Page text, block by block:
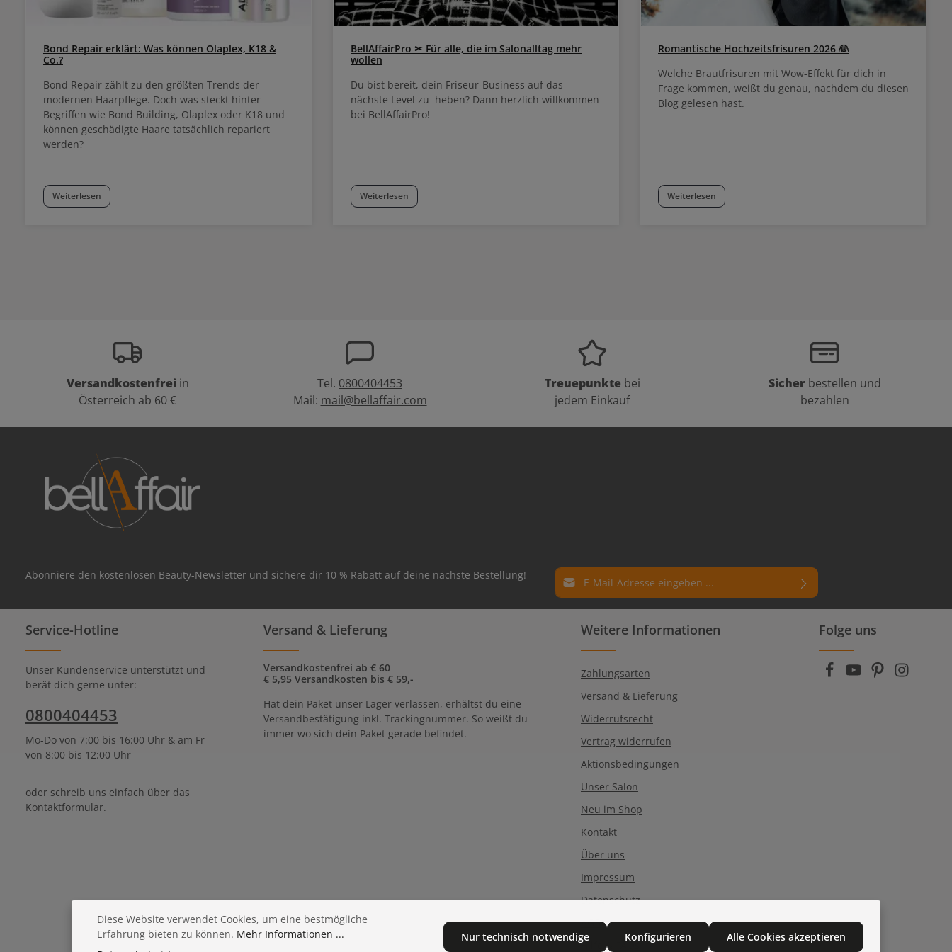
Bond Repair erklärt: Was können Olaplex, K18 &
Co.?
Bond Repair zählt zu den größten Trends der
modernen Haarpflege. Doch was steckt hinter
Begriffen wie Bond Building, Olaplex oder K18 und
können geschädigte Haare tatsächlich repariert
werden?
Weiterlesen
BellAffairPro ✂ Für alle, die im Salonalltag mehr
wollen
Du bist bereit, dein Friseur-Business auf das
nächste Level zu heben? Dann herzlich willkommen
bei BellAffairPro!
Weiterlesen
Romantische Hochzeitsfrisuren 2026 👰
Welche Brautfrisuren mit Wow-Effekt für dich in
Frage kommen, weißt du genau, nachdem du diesen
Blog gelesen hast.
Weiterlesen
Versandkostenfrei in
Österreich ab 60 €
Tel. 0800404453
Mail: mail@bellaffair.com
Treuepunkte bei
jedem Einkauf
Sicher bestellen und
bezahlen
Abonniere den kostenlosen Beauty-Newsletter und sichere dir 10 % Rabatt auf deine nächste Bestellung! E-Mail-Adresse*
Datenschutz
Ich habe dieDatenschutzbestimmungen
genommen und die
Die mit einem Stern (*) markierten Felder sind
Pflichtfelder.
Service-Hotline
Unser Kundenservice unterstützt und
berät dich gerne unter:
0800404453
Mo-Do von 7:00 bis 16:00 Uhr & am Fr
von 8:00 bis 12:00 Uhr
oder schreib uns einfach über das
Kontaktformular.
Versand & Lieferung
Versandkostenfrei ab € 60
€ 5,95 Versandkosten bis € 59,-
Hat dein Paket unser Lager verlassen, erhältst du eine
Versandbestätigung inkl. Trackingnummer. So weißt du
immer wo sich dein Paket gerade befindet.
Weitere Informationen
Zahlungsarten
Versand & Lieferung
Widerrufsrecht
Vertrag widerrufen
Aktionsbedingungen
Unser Salon
Neu im Shop
Kontakt
Über uns
Impressum
Datenschutz
AGB
Hilfe & FAQs
Folge uns
Diese Website verwendet Cookies, um eine bestmögliche
Erfahrung bieten zu können. Mehr Informationen ...
Nur technisch notwendige Konfigurieren Alle Cookies akzeptieren